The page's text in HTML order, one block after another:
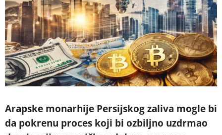
Arapske monarhije Persijskog zaliva mogle bi
da pokrenu proces koji bi ozbiljno uzdrmao